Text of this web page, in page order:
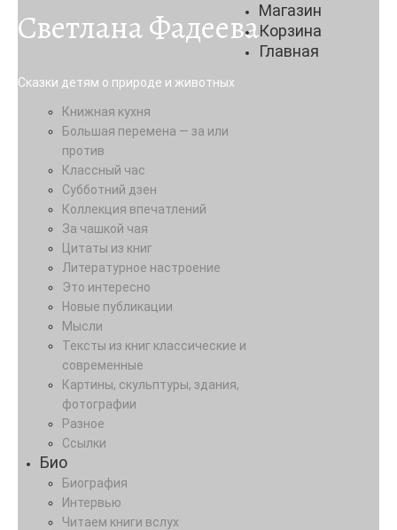
Светлана Фадеева
Сказки детям о природе и животных
Магазин
Корзина
Главная
Книжная кухня
Большая перемена — за или
против
Классный час
Субботний дзен
Коллекция впечатлений
За чашкой чая
Цитаты из книг
Литературное настроение
Это интересно
Новые публикации
Мысли
Тексты из книг классические и
современные
Картины, скульптуры, здания,
фотографии
Разное
Ссылки
Био
Биография
Интервью
Читаем книги вслух